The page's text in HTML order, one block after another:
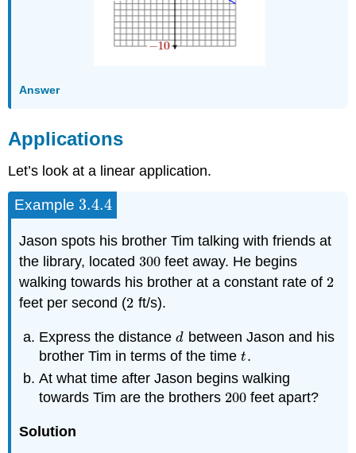
Answer
Applications
Let’s look at a linear application.
Example 3.4.4
3.4.4
Jason spots his brother Tim talking with friends at
the library, located300
300 feet away. He begins
walking towards his brother at a constant rate of 2
2
feet per second (2
2 ft/s).
Express the distanced
d between Jason and his
brother Tim in terms of the timet
t.
At what time after Jason begins walking
towards Tim are the brothers 200
200feet apart?
Solution